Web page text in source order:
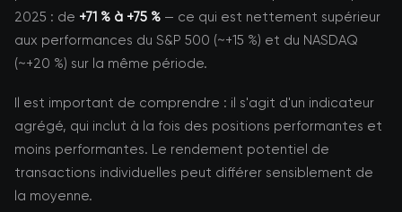
2025 : de +71 % à +75 % — ce qui est nettement supérieur
aux performances du S&P 500 (~+15 %) et du NASDAQ
(~+20 %) sur la même période.
Il est important de comprendre : il s'agit d'un indicateur
agrégé, qui inclut à la fois des positions performantes et
moins performantes. Le rendement potentiel de
transactions individuelles peut différer sensiblement de
la moyenne.